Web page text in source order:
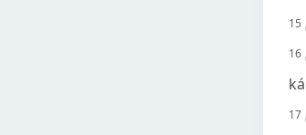
15
16
17